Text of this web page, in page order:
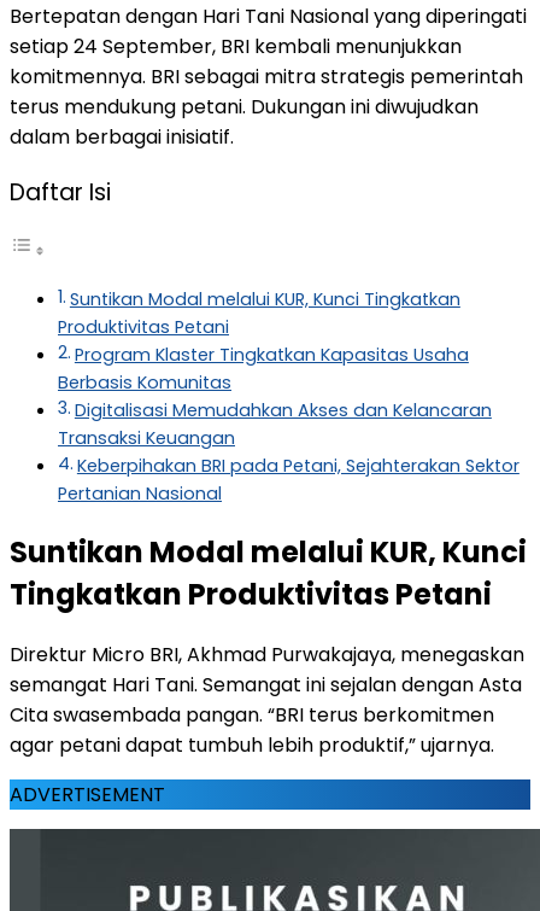
Bertepatan dengan Hari Tani Nasional yang diperingati
setiap 24 September, BRI kembali menunjukkan
komitmennya. BRI sebagai mitra strategis pemerintah
terus mendukung petani. Dukungan ini diwujudkan
dalam berbagai inisiatif.
Daftar Isi
Suntikan Modal melalui KUR, Kunci Tingkatkan
Produktivitas Petani
Program Klaster Tingkatkan Kapasitas Usaha
Berbasis Komunitas
Digitalisasi Memudahkan Akses dan Kelancaran
Transaksi Keuangan
Keberpihakan BRI pada Petani, Sejahterakan Sektor
Pertanian Nasional
Suntikan Modal melalui KUR, Kunci
Tingkatkan Produktivitas Petani
Direktur Micro BRI, Akhmad Purwakajaya, menegaskan
semangat Hari Tani. Semangat ini sejalan dengan Asta
Cita swasembada pangan. “BRI terus berkomitmen
agar petani dapat tumbuh lebih produktif,” ujarnya.
ADVERTISEMENT